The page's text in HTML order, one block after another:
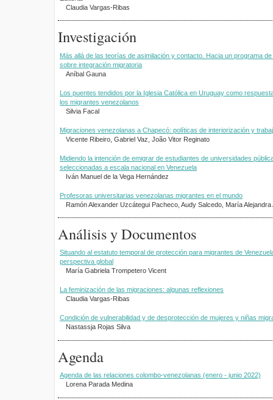
Claudia Vargas-Ribas
Investigación
Más allá de las teorías de asimilación y contacto. Hacia un programa
sobre integración migratoria
Aníbal Gauna
Los puentes tendidos por la Iglesia Católica en Uruguay como
los migrantes venezolanos
Silvia Facal
Migraciones venezolanas a Chapecó: políticas de interiorización y
Vicente Ribeiro, Gabriel Vaz, João Vitor Reginato
Midiendo la intención de emigrar de estudiantes de universidades
seleccionadas a escala nacional en Venezuela
Iván Manuel de la Vega Hernández
Profesoras universitarias venezolanas migrantes en el mundo
Ramón Alexander Uzcátegui Pacheco, Audy Salcedo, María Alejandra
Análisis y Documentos
Situando al estatuto temporal de protección para migrantes de
perspectiva global
María Gabriela Trompetero Vicent
La feminización de las migraciones: algunas reflexiones
Claudia Vargas-Ribas
Condición de vulnerabilidad y de desprotección de mujeres y niñas
Nastassja Rojas Silva
Agenda
Agenda de las relaciones colombo-venezolanas (enero - junio 2022)
Lorena Parada Medina